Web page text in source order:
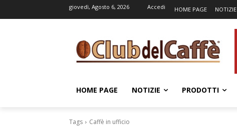
giovedì, Agosto 6, 2026 Accedi HOME PAGE NOTIZIE
HOME PAGE NOTIZIE PRODOTTI
Tags Caffè in ufficio